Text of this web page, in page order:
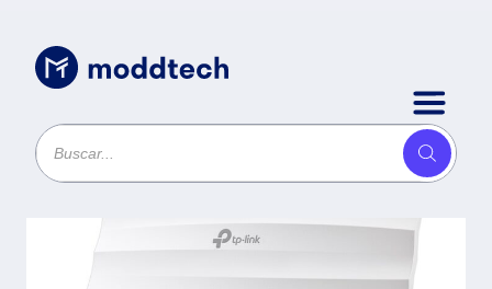
Red Activa/ACCESS POINT INALÁMBRICO DE
ADMINISTRACIÓN CENTRALIZADA